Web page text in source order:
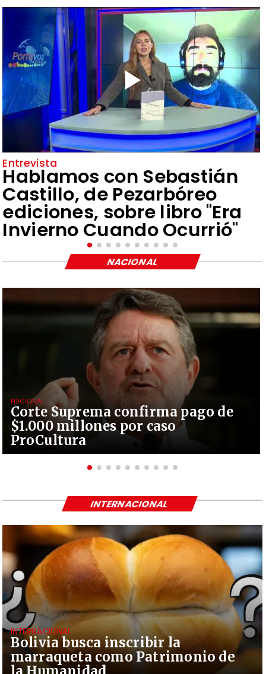
Entrevista
Hablamos con Sebastián
Castillo, de Pezarbóreo
ediciones, sobre libro "Era
Invierno Cuando Ocurrió"
Corte Suprema confirma pago de
$1.000 millones por caso
ProCultura
NACIONAL
NACIONAL
Bolivia busca inscribir la
marraqueta como Patrimonio de
INTERNACIONAL
INTERNACIONAL